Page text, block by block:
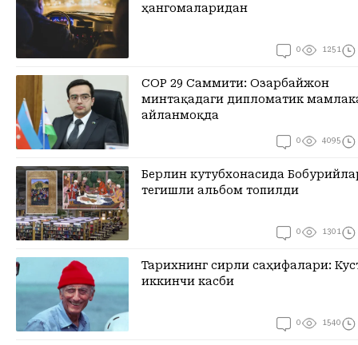
ҳангомаларидан
0 1251
CОР 29 Саммити: Озарбайжон
минтақадаги дипломатик
айланмоқда
0 4095
Берлин кутубхонасида
тегишли альбом топилди
0 1301
Тарихнинг сирли саҳифалари:
иккинчи касби
0 1540